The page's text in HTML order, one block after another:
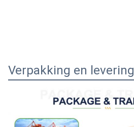
Verpakking en levering